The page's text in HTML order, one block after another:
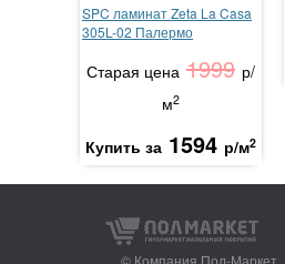
SPC ламинат Zeta La Casa
305L-02 Палермо
Старая цена 1999 р/
м2
Купить за 1594 р/м2
© Компания Пол-Маркет,